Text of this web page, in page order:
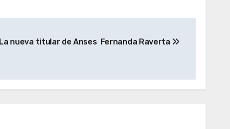
La nueva titular de Anses Fernanda Raverta